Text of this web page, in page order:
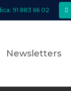
91 883 66 02
Newsletters